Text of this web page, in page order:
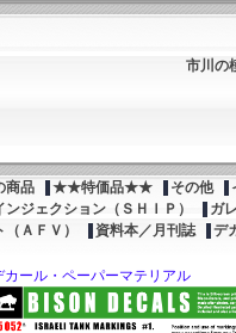
市川の
商品 ★★特価品★★ その他
ンジェクション（ＳＨＩＰ）
ガ
ＡＦＶ） 資料本／月刊誌 デ
カール・ペーパーマテリアル